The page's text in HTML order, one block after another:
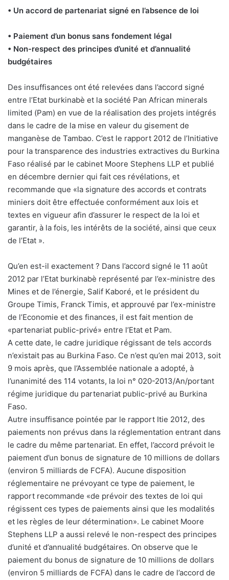
• Un accord de partenariat signé en l’absence de loi
• Paiement d’un bonus sans fondement légal
• Non-respect des principes d’unité et d’annualité
budgétaires
Des insuffisances ont été relevées dans l’accord signé
entre l’Etat burkinabè et la société Pan African minerals
limited (Pam) en vue de la réalisation des projets intégrés
dans le cadre de la mise en valeur du gisement de
manganèse de Tambao. C’est le rapport 2012 de l’Initiative
pour la transparence des industries extractives du Burkina
Faso réalisé par le cabinet Moore Stephens LLP et publié
en décembre dernier qui fait ces révélations, et
recommande que «la signature des accords et contrats
miniers doit être effectuée conformément aux lois et
textes en vigueur afin d’assurer le respect de la loi et
garantir, à la fois, les intérêts de la société, ainsi que ceux
de l’Etat ».
Qu’en est-il exactement ? Dans l’accord signé le 11 août
2012 par l’Etat burkinabè représenté par l’ex-ministre des
Mines et de l’énergie, Salif Kaboré, et le président du
Groupe Timis, Franck Timis, et approuvé par l’ex-ministre
de l’Economie et des finances, il est fait mention de
«partenariat public-privé» entre l’Etat et Pam.
A cette date, le cadre juridique régissant de tels accords
n’existait pas au Burkina Faso. Ce n’est qu’en mai 2013, soit
9 mois après, que l’Assemblée nationale a adopté, à
l’unanimité des 114 votants, la loi n° 020-2013/An/portant
régime juridique du partenariat public-privé au Burkina
Faso.
Autre insuffisance pointée par le rapport Itie 2012, des
paiements non prévus dans la réglementation entrant dans
le cadre du même partenariat. En effet, l’accord prévoit le
paiement d’un bonus de signature de 10 millions de dollars
(environ 5 milliards de FCFA). Aucune disposition
réglementaire ne prévoyant ce type de paiement, le
rapport recommande «de prévoir des textes de loi qui
régissent ces types de paiements ainsi que les modalités
et les règles de leur détermination». Le cabinet Moore
Stephens LLP a aussi relevé le non-respect des principes
d’unité et d’annualité budgétaires. On observe que le
paiement du bonus de signature de 10 millions de dollars
(environ 5 milliards de FCFA) dans le cadre de l’accord de